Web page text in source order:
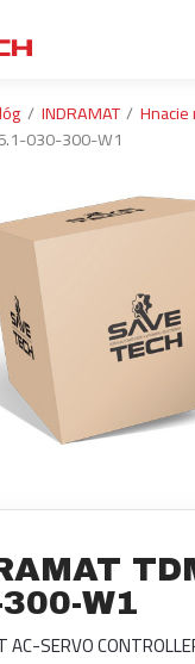
INDRAMAT
030-300-W1
W1
AC-SERVO